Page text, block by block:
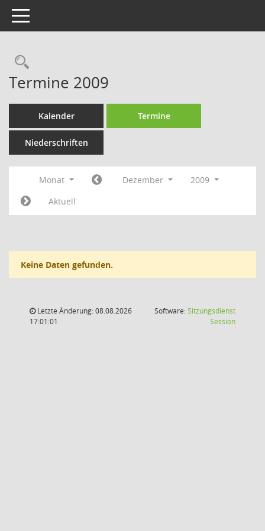
Toggle navigation
Rechercheauswahl
Termine 2009
Kalender Termine
Niederschriften
Monat Dezember
2009
Aktuell
Keine Daten gefunden.
Letzte Änderung: 08.08.2026
17:01:01
Software:Sitzungsdienst
Session(Wird in